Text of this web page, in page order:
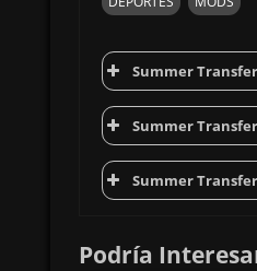
Summer
Summer
Summer
Podría